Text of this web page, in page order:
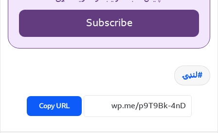
Subscribe
لنډۍ
Copy URL